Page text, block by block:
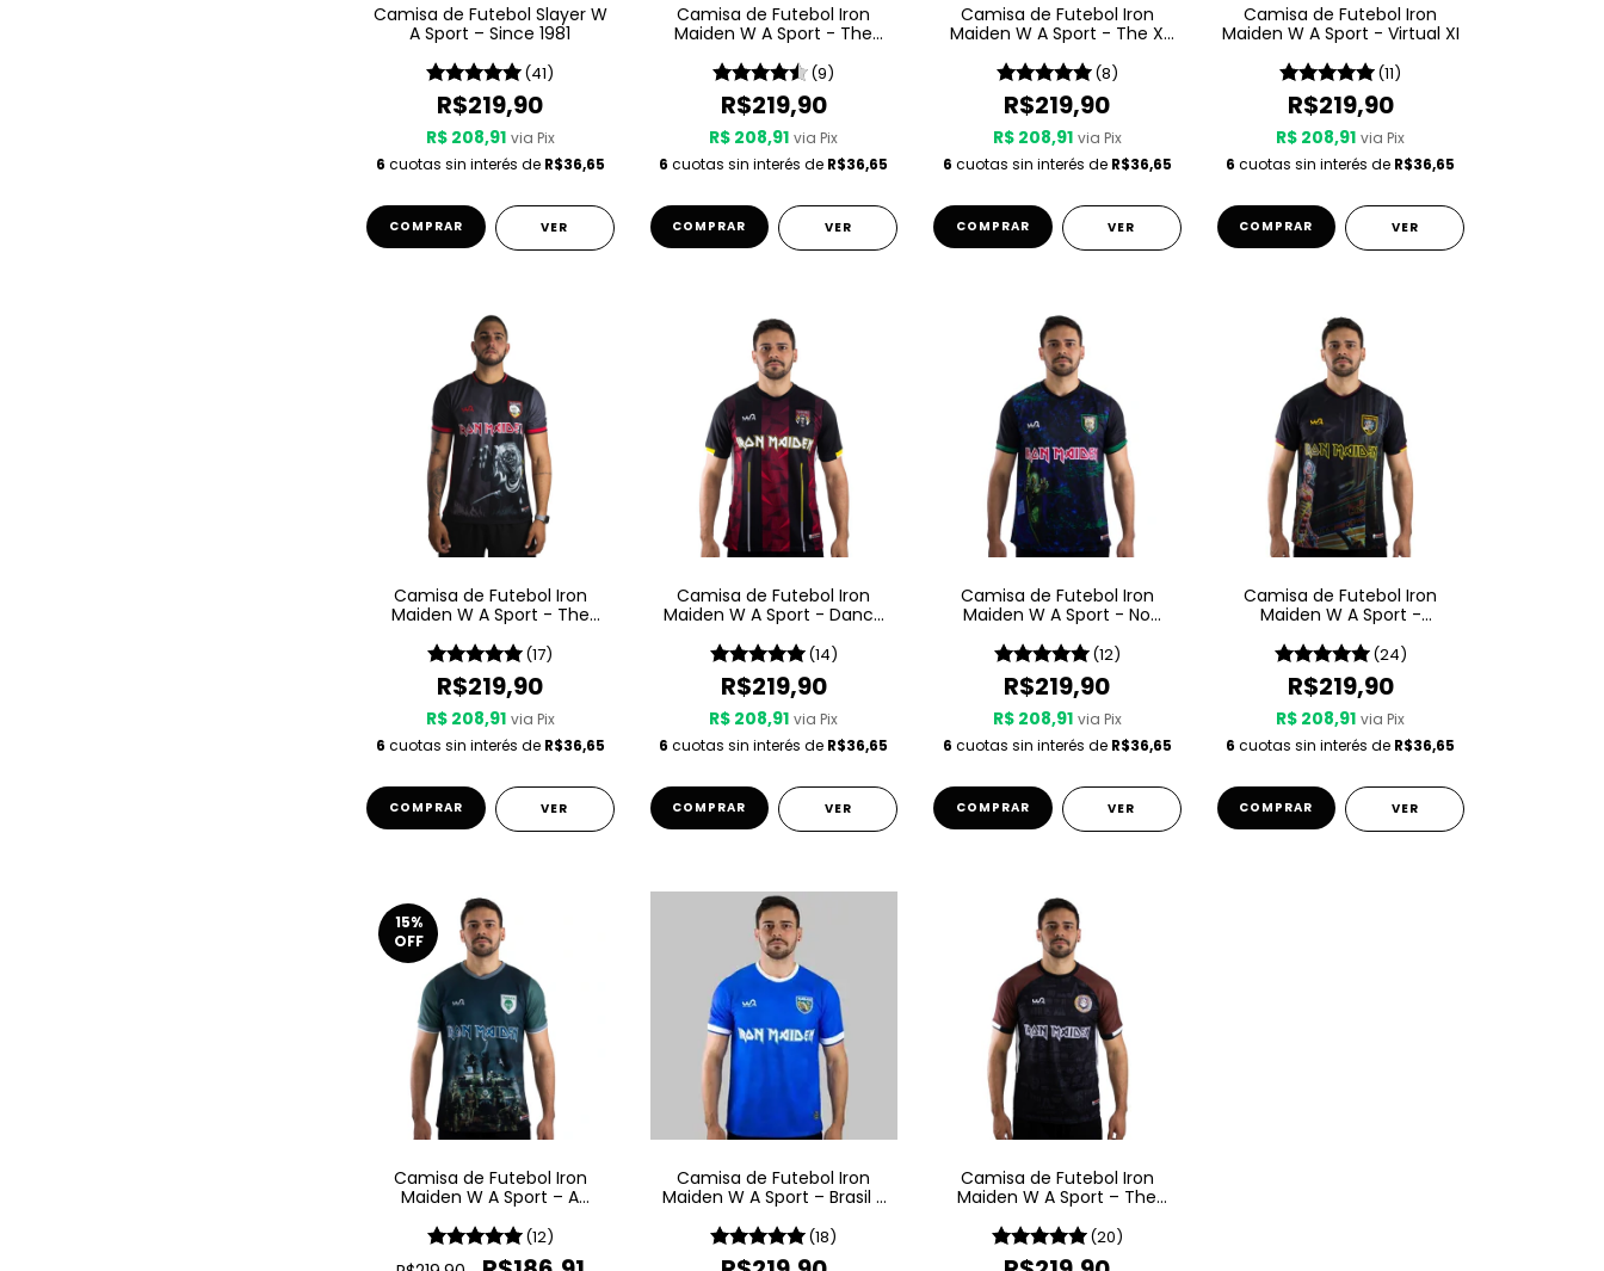
Camisa de Futebol Slayer W
A Sport – Since 1981
(41)
R$219,90
R$ 208,91 via Pix
6 cuotas sin interés de R$36,65
COMPRAR VER
Camisa de Futebol Iron
Maiden W A Sport - The
(9)
R$219,90
R$ 208,91 via Pix
6 cuotas sin interés de R$36,65
COMPRAR VER
Camisa de Futebol Iron
Maiden W A Sport - The X
(8)
R$219,90
R$ 208,91 via Pix
6 cuotas sin interés de R$36,65
COMPRAR VER
Camisa de Futebol Iron
Maiden W A Sport - Virtual XI
(11)
R$219,90
R$ 208,91 via Pix
6 cuotas sin interés de R$36,65
COMPRAR VER
Camisa de Futebol Iron
Maiden W A Sport - The
(17)
R$219,90
R$ 208,91 via Pix
6 cuotas sin interés de R$36,65
COMPRAR VER
Camisa de Futebol Iron
Maiden W A Sport - Dance
(14)
R$219,90
R$ 208,91 via Pix
6 cuotas sin interés de R$36,65
COMPRAR VER
Camisa de Futebol Iron
Maiden W A Sport - No
(12)
R$219,90
R$ 208,91 via Pix
6 cuotas sin interés de R$36,65
COMPRAR VER
Camisa de Futebol Iron
Maiden W A Sport -
(24)
R$219,90
R$ 208,91 via Pix
6 cuotas sin interés de R$36,65
COMPRAR VER
15%
OFF
Camisa de Futebol Iron
Maiden W A Sport – A
(12)
Camisa de Futebol Iron
Maiden W A Sport – Brasil -
(18)
Camisa de Futebol Iron
Maiden W A Sport – The
(20)